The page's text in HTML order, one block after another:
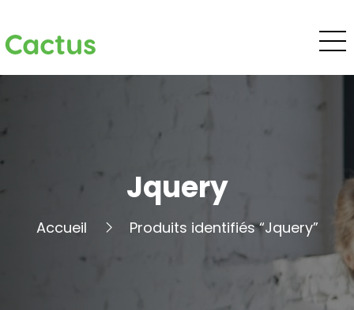
Cactus
Jquery
Accueil Produits identifiés “Jquery”